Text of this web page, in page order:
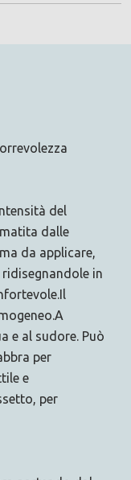
del
dalle
da applicare,
in
e al sudore. Può
per
e
per